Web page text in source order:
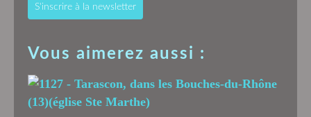
S'inscrire à la newsletter
Vous aimerez aussi :